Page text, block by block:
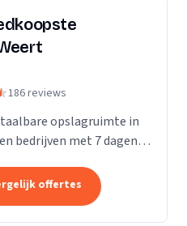
186 reviews
opslagruimte in
bedrijven met 7 dagen
offertes